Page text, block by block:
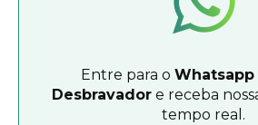
Entre para o Whatsapp
Desbravador e receba
tempo real.